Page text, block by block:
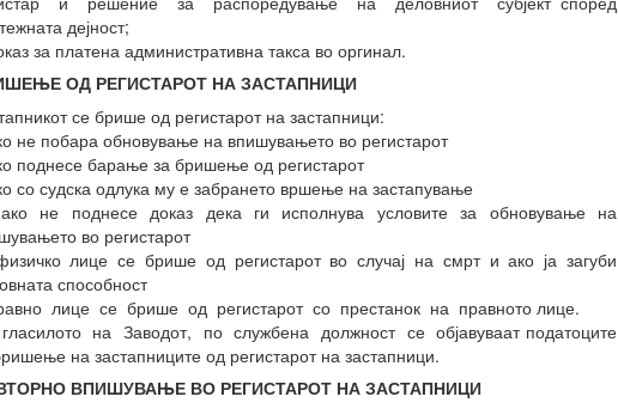
дејност;
за платена административна такса во оргинал.
ОД РЕГИСТАРОТ НА ЗАСТАПНИЦИ
се брише од регистарот на застапници:
не побара обновување на впишувањето во регистарот
поднесе барање за бришење од регистарот
со судска одлука му е забрането вршење на застапување
не поднесе доказ дека ги исполнува условите за обновување на
во регистарот
лице се брише од регистарот во случај на смрт и ако ја загуби
способност
лице се брише од регистарот со престанок на правното лице.
на Заводот, по службена должност се објавуваат податоците
на застапниците од регистарот на застапници.
ВПИШУВАЊЕ ВО РЕГИСТАРОТ НА ЗАСТАПНИЦИ